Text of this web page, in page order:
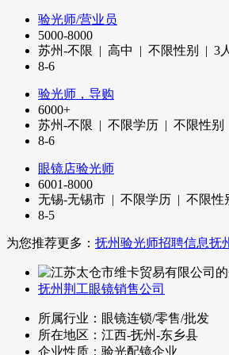
验光师/营业员
5000-8000
苏州-不限 | 高中 | 不限性别 | 3
8-6
验光师，导购
6000+
苏州-不限 | 不限学历 | 不限性别
8-6
眼镜店验光师
6001-8000
无锡-无锡市 | 不限学历 | 不限
8-5
为您推荐更多： 抚州验光师招聘信息抚
抚州荆工眼镜销售公司
所属行业：眼镜连锁/零售/批发
所在地区：江西-抚州-东乡县
企业性质：验光配镜企业